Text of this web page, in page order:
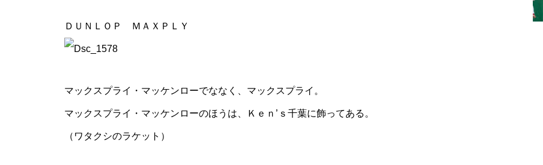
ＤＵＮＬＯＰ ＭＡＸＰＬＹ
マックスプライ・マッケンローでななく、マックスプライ。
マックスプライ・マッケンローのほうは、Ｋｅｎ’ｓ千葉に飾ってある。
（ワタクシのラケット）